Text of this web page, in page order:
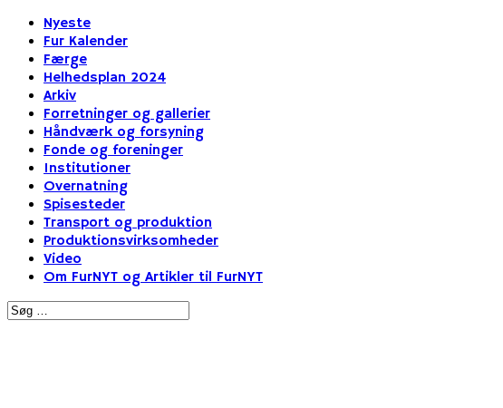
Nyeste
Fur Kalender
Færge
Helhedsplan 2024
Arkiv
Forretninger og gallerier
Håndværk og forsyning
Fonde og foreninger
Institutioner
Overnatning
Spisesteder
Transport og produktion
Produktionsvirksomheder
Video
Om FurNYT og Artikler til FurNYT